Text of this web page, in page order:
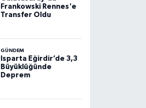
Frankowski Rennes'e
Transfer Oldu
GÜNDEM
Isparta Eğirdir’de 3,3
Büyüklüğünde
Deprem